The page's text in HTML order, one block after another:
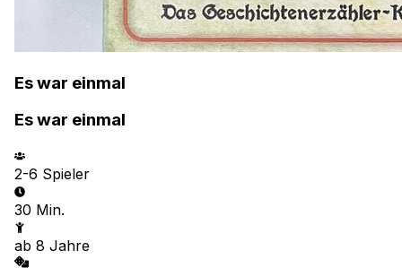
Es war einmal
Es war einmal
2-6 Spieler
30 Min.
ab 8 Jahre